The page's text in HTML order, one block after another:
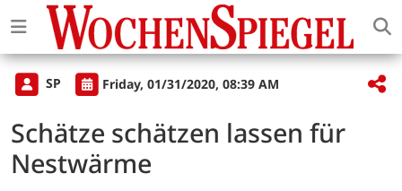
SP Friday, 01/31/2020, 08:39 AM
Schätze schätzen lassen für
Nestwärme